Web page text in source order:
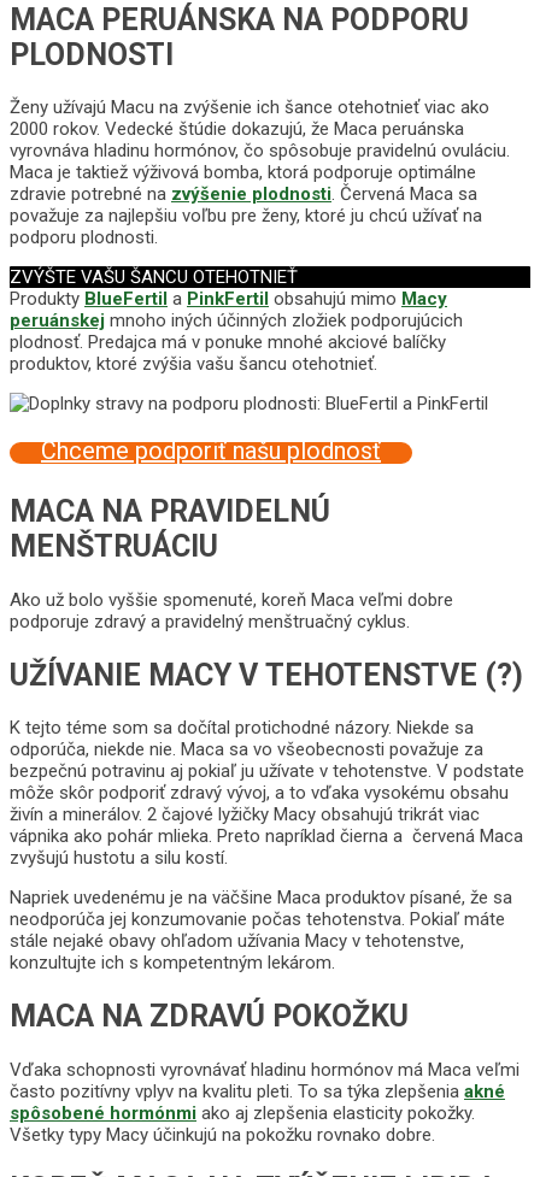
MACA PERUÁNSKA NA PODPORU
PLODNOSTI
Ženy užívajú Macu na zvýšenie ich šance otehotnieť viac ako
2000 rokov. Vedecké štúdie dokazujú, že Maca peruánska
vyrovnáva hladinu hormónov, čo spôsobuje pravidelnú ovuláciu.
Maca je taktiež výživová bomba, ktorá podporuje optimálne
zdravie potrebné na zvýšenie plodnosti. Červená Maca sa
považuje za najlepšiu voľbu pre ženy, ktoré ju chcú užívať na
podporu plodnosti.
ZVÝŠTE VAŠU ŠANCU OTEHOTNIEŤ
Produkty BlueFertil a PinkFertil obsahujú mimo Macy
peruánskej mnoho iných účinných zložiek podporujúcich
plodnosť. Predajca má v ponuke mnohé akciové balíčky
produktov, ktoré zvýšia vašu šancu otehotnieť.
Chceme podporiť našu plodnosť
MACA NA PRAVIDELNÚ
MENŠTRUÁCIU
Ako už bolo vyššie spomenuté, koreň Maca veľmi dobre
podporuje zdravý a pravidelný menštruačný cyklus.
UŽÍVANIE MACY V TEHOTENSTVE (?)
K tejto téme som sa dočítal protichodné názory. Niekde sa
odporúča, niekde nie. Maca sa vo všeobecnosti považuje za
bezpečnú potravinu aj pokiaľ ju užívate v tehotenstve. V podstate
môže skôr podporiť zdravý vývoj, a to vďaka vysokému obsahu
živín a minerálov. 2 čajové lyžičky Macy obsahujú trikrát viac
vápnika ako pohár mlieka. Preto napríklad čierna a červená Maca
zvyšujú hustotu a silu kostí.
Napriek uvedenému je na väčšine Maca produktov písané, že sa
neodporúča jej konzumovanie počas tehotenstva. Pokiaľ máte
stále nejaké obavy ohľadom užívania Macy v tehotenstve,
konzultujte ich s kompetentným lekárom.
MACA NA ZDRAVÚ POKOŽKU
Vďaka schopnosti vyrovnávať hladinu hormónov má Maca veľmi
často pozitívny vplyv na kvalitu pleti. To sa týka zlepšenia akné
spôsobené hormónmi ako aj zlepšenia elasticity pokožky.
Všetky typy Macy účinkujú na pokožku rovnako dobre.